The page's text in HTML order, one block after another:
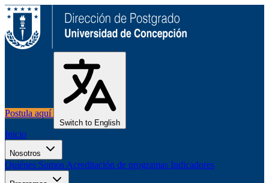
Postula aquí
Switch to English
Inicio
Nosotros
Quiénes Somos Acreditación de programas Indicadores